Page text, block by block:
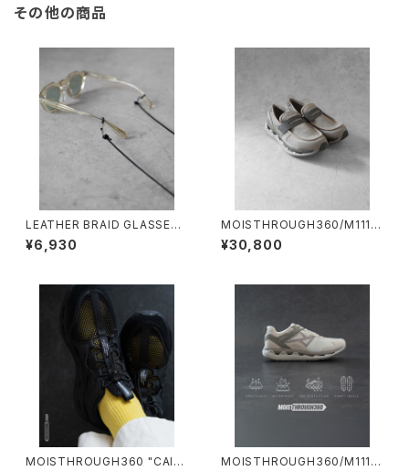
その他の商品
LEATHER BRAID GLASSES
HOLDER/2027#2/レザーブレ
ードグラスホルダー
¥6,930
MOISTHROUGH360/M1111
W#2/特許取得・通気防水シス
テム採用”モイスルー360"全天
¥30,800
MOISTHROUGH360 "CAICI
MOISTHROUGH360/M1117